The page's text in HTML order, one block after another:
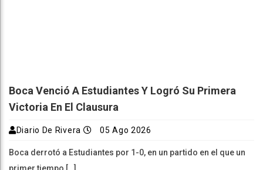
Boca Venció A Estudiantes Y Logró Su Primera
Victoria En El Clausura
Diario De Rivera 05 Ago 2026
Boca derrotó a Estudiantes por 1-0, en un partido en el que un